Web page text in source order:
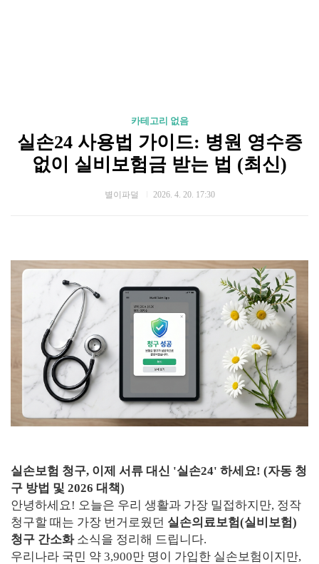
카테고리 없음
실손24 사용법 가이드: 병원 영수증
없이 실비보험금 받는 법 (최신)
별이파덜 2026. 4. 20. 17:30
실손보험 청구, 이제 서류 대신 '실손24' 하세요! (자동 청
구 방법 및 2026 대책)
안녕하세요! 오늘은 우리 생활과 가장 밀접하지만, 정작
청구할 때는 가장 번거로웠던 실손의료보험(실비보험)
청구 간소화소식을 정리해 드립니다.
우리나라 국민 약 3,900만 명이 가입한 실손보험이지만,